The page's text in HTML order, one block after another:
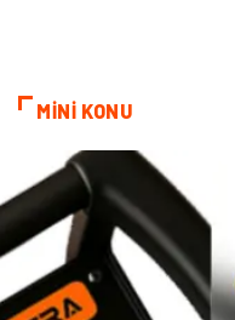
MİNİ KONU